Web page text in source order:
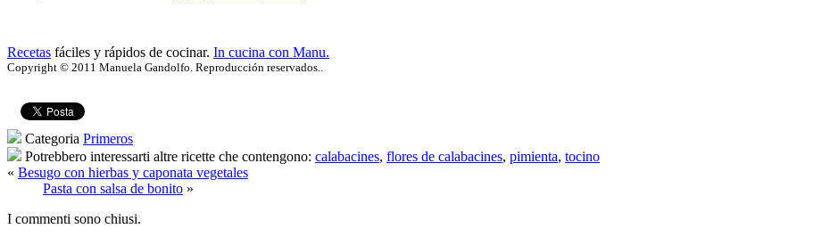
Recetas fáciles y rápidos de cocinar. In cucina con Manu.
Copyright © 2011 Manuela Gandolfo. Reproducción reservados..
Categoria Primeros
Potrebbero interessarti altre ricette che contengono: calabacines, flores de calabacines, pimienta, tocino
« Besugo con hierbas y caponata vegetales
Pasta con salsa de bonito »
I commenti sono chiusi.